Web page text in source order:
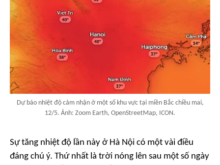
Dự báo nhiệt độ cảm nhận ở một số khu vực tại miền Bắc chiều mai,
12/5. Ảnh: Zoom Earth, OpenStreetMap, ICON.
Sự tăng nhiệt độ lần này ở Hà Nội có một vài điều
đáng chú ý. Thứ nhất là trời nóng lên sau một số ngày